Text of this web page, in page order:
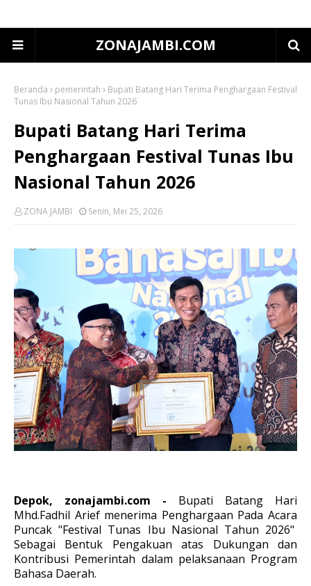
ZONAJAMBI.COM
Beranda pemerintah
Bupati Batang Hari Terima Penghargaan Festival
Tunas Ibu Nasional Tahun 2026
Bupati Batang Hari Terima
Penghargaan Festival Tunas Ibu
Nasional Tahun 2026
ZONA JAMBI Senin, Mei 25, 2026
Depok, zonajambi.com - Bupati Batang Hari
Mhd.Fadhil Arief menerima Penghargaan Pada Acara
Puncak "Festival Tunas Ibu Nasional Tahun 2026"
Sebagai Bentuk Pengakuan atas Dukungan dan
Kontribusi Pemerintah dalam pelaksanaan Program
Bahasa Daerah.